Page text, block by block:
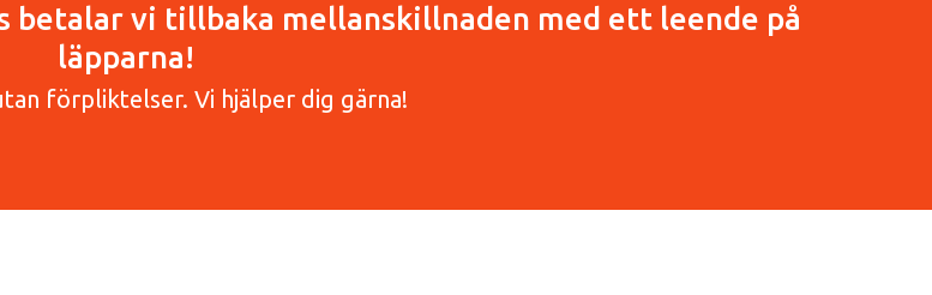
betalar vi tillbaka mellanskillnaden med ett leende på
läpparna!
förpliktelser. Vi hjälper dig gärna!